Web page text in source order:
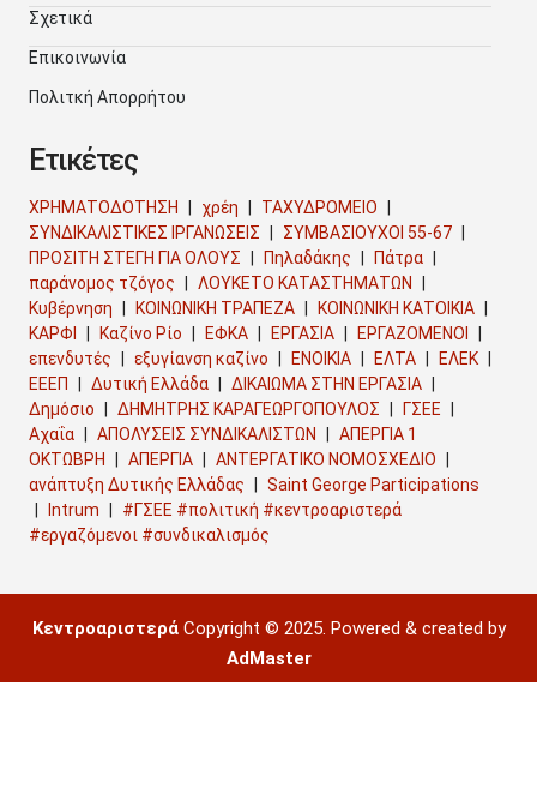
Σχετικά
Επικοινωνία
Πολιτκή Απορρήτου
Ετικέτες
ΧΡΗΜΑΤΟΔΟΤΗΣΗ χρέη
ΤΑΧΥΔΡΟΜΕΙΟ
ΣΥΝΔΙΚΑΛΙΣΤΙΚΕΣ ΙΡΓΑΝΩΣΕΙΣ
ΣΥΜΒΑΣΙΟΥΧΟΙ 55-67
ΠΡΟΣΙΤΗ ΣΤΕΓΗ ΓΙΑ ΟΛΟΥΣ
Πηλαδάκης
Πάτρα
παράνομος τζόγος
ΛΟΥΚΕΤΟ ΚΑΤΑΣΤΗΜΑΤΩΝ
Κυβέρνηση
ΚΟΙΝΩΝΙΚΗ ΤΡΑΠΕΖΑ
ΚΟΙΝΩΝΙΚΗ ΚΑΤΟΙΚΙΑ
ΚΑΡΦΙ
Καζίνο Ρίο ΕΦΚΑ ΕΡΓΑΣΙΑ
ΕΡΓΑΖΟΜΕΝΟΙ
επενδυτές
εξυγίανση καζίνο ΕΝΟΙΚΙΑ ΕΛΤΑ
ΕΛΕΚ
ΕΕΕΠ
Δυτική Ελλάδα
ΔΙΚΑΙΩΜΑ ΣΤΗΝ ΕΡΓΑΣΙΑ
Δημόσιο
ΔΗΜΗΤΡΗΣ ΚΑΡΑΓΕΩΡΓΟΠΟΥΛΟΣ
ΓΣΕΕ
Αχαΐα
ΑΠΟΛΥΣΕΙΣ ΣΥΝΔΙΚΑΛΙΣΤΩΝ
ΑΠΕΡΓΙΑ 1
ΟΚΤΩΒΡΗ
ΑΠΕΡΓΙΑ
ΑΝΤΕΡΓΑΤΙΚΟ ΝΟΜΟΣΧΕΔΙΟ
ανάπτυξη Δυτικής Ελλάδας
Saint George Participations
Intrum
#ΓΣΕΕ #πολιτική #κεντροαριστερά
#εργαζόμενοι #συνδικαλισμός
ΚεντροαριστεράCopyright © 2025. Powered & created by
AdMaster